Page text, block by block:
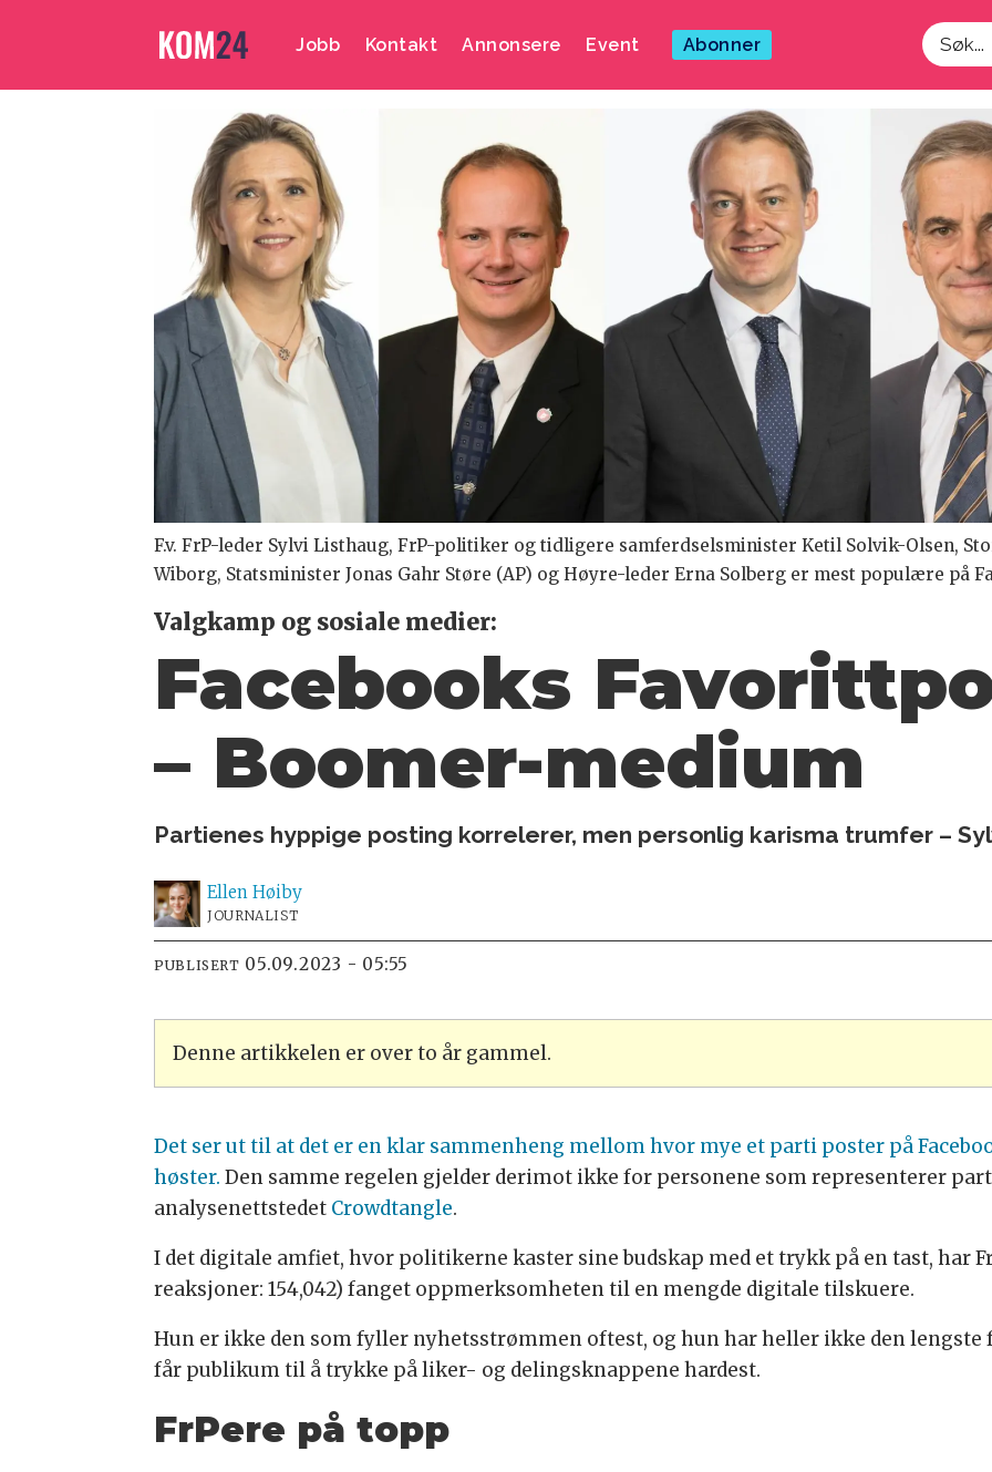
Jobb Kontakt Annonsere Event Abonner
Søk
F.v. FrP-leder Sylvi Listhaug, FrP-politiker og tidligere samferdselsminister Ketil Solvik-Olsen,
Wiborg, Statsminister Jonas Gahr Støre (AP) og Høyre-leder Erna Solberg er mest populære på
Valgkamp og sosiale medier:
Facebooks
– Boomer-medium
Partienes hyppige posting korrelerer, men personlig karisma trumfer –
Ellen Høiby
JOURNALIST
PUBLISERT 05.09.2023 - 05:55
Denne artikkelen er over to år gammel.
Det ser ut til at det er en klar sammenheng mellom hvor mye et parti poster på
høster. Den samme regelen gjelder derimot ikke for personene som representerer
analysenettstedet Crowdtangle.
I det digitale amfiet, hvor politikerne kaster sine budskap med et trykk på en tast, har
reaksjoner: 154,042) fanget oppmerksomheten til en mengde digitale tilskuere.
Hun er ikke den som fyller nyhetsstrømmen oftest, og hun har heller ikke den
får publikum til å trykke på liker- og delingsknappene hardest.
FrPere på topp